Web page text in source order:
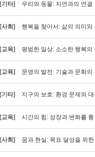
[기타] 우리와 동물: 자연과의 연결
[사회] 행복을 찾아서: 삶의 의미와
[교육] 평범한 일상: 소소한 행복의
[교육] 문명의 발전: 기술과 문화의
[기타] 지구의 보호: 환경 문제와
[교육] 시간의 힘: 성장과 변화를
[사회] 꿈과 현실: 목표 달성을 위